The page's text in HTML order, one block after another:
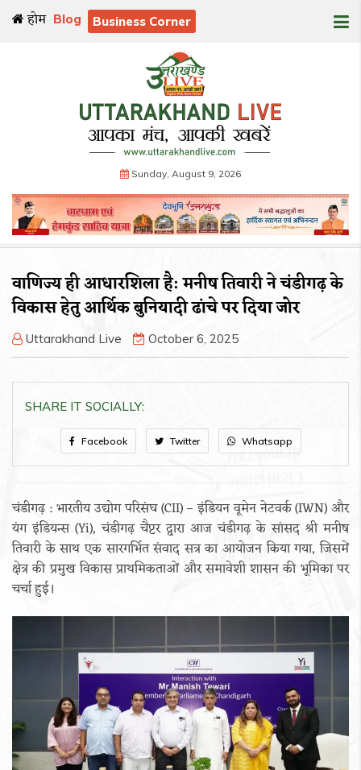
होम Blog Business Corner
Sunday, August 9, 2026
वाणिज्य ही आधारशिला है: मनीष तिवारी ने चंडीगढ़ के
विकास हेतु आर्थिक बुनियादी ढांचे पर दिया जोर
Uttarakhand Live October 6, 2025
SHARE IT SOCIALLY:
Facebook Twitter Whatsapp
चंडीगढ़ : भारतीय उद्योग परिसंघ (CII) – इंडियन वूमेन नेटवर्क (IWN) और
यंग इंडियन्स (Yi), चंडीगढ़ चैप्टर द्वारा आज चंडीगढ़ के सांसद श्री मनीष
तिवारी के साथ एक सारगर्भित संवाद सत्र का आयोजन किया गया, जिसमें
क्षेत्र की प्रमुख विकास प्राथमिकताओं और समावेशी शासन की भूमिका पर
चर्चा हुई।